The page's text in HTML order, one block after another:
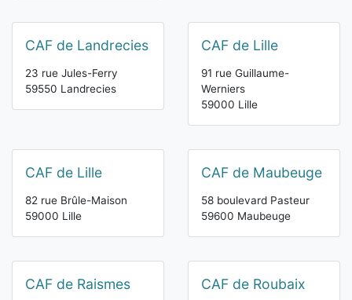
CAF de Landrecies
23 rue Jules-Ferry
59550 Landrecies
CAF de Lille
91 rue Guillaume-
Werniers
59000 Lille
CAF de Lille
82 rue Brûle-Maison
59000 Lille
CAF de Maubeuge
58 boulevard Pasteur
59600 Maubeuge
CAF de Raismes CAF de Roubaix